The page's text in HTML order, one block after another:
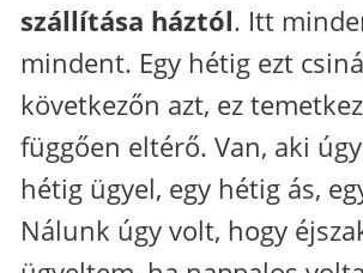
szállítása háztól. Itt
mindent. Egy hétig ezt
következőn azt, ez
függően eltérő. Van, aki
hétig ügyel, egy hétig ás,
Nálunk úgy volt, hogy